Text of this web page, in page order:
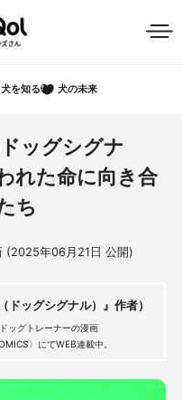
犬を知る 犬の未来
ッグシグナ
た命に向き合
ち
(2025年06月21日 公開)
ドッグシグナル）』作者）
ッグトレーナーの漫画
〉にてWEB連載中。